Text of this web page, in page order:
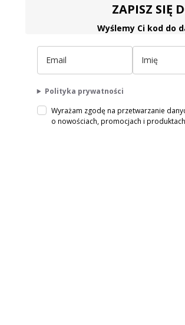
ZAPISZ SIĘ
Wyślemy Ci kod do
Polityka prywatności
Wyrażam zgodę na przetwarzanie
o nowościach, promocjach i